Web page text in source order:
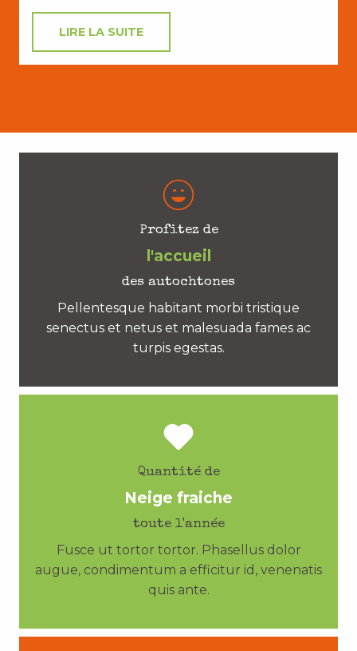
LIRE LA SUITE
Profitez de
l'accueil
des autochtones
Pellentesque habitant morbi tristique
senectus et netus et malesuada fames ac
turpis egestas.
Quantité de
Neige fraiche
toute l'année
Fusce ut tortor tortor. Phasellus dolor
augue, condimentum a efficitur id, venenatis
quis ante.